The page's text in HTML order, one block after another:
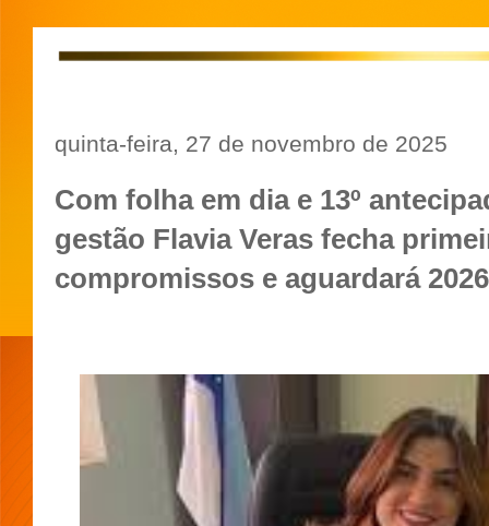
quinta-feira, 27 de novembro de 2025
Com folha em dia e 13º
gestão Flavia Veras fecha
compromissos e aguardará